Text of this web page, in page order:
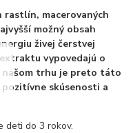
macerovaných
možný obsah
živej čerstvej
vypovedajú o
trhu je preto táto
skúsenosti a
deti do 3 rokov.